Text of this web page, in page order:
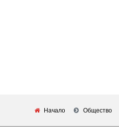
Начало Общество